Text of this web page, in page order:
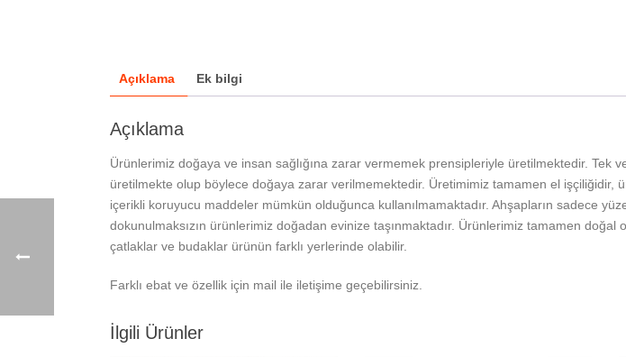
Açıklama Ek bilgi
Açıklama
Ürünlerimiz doğaya ve insan sağlığına zarar vermemek prensipleriyle üretilmektedir. Tek
üretilmekte olup böylece doğaya zarar verilmemektedir. Üretimimiz tamamen el
içerikli koruyucu maddeler mümkün olduğunca kullanılmamaktadır. Ahşapların sadece
dokunulmaksızın ürünlerimiz doğadan evinize taşınmaktadır. Ürünlerimiz tamamen
çatlaklar ve budaklar ürünün farklı yerlerinde olabilir.
Farklı ebat ve özellik için mail ile iletişime geçebilirsiniz.
İlgili Ürünler